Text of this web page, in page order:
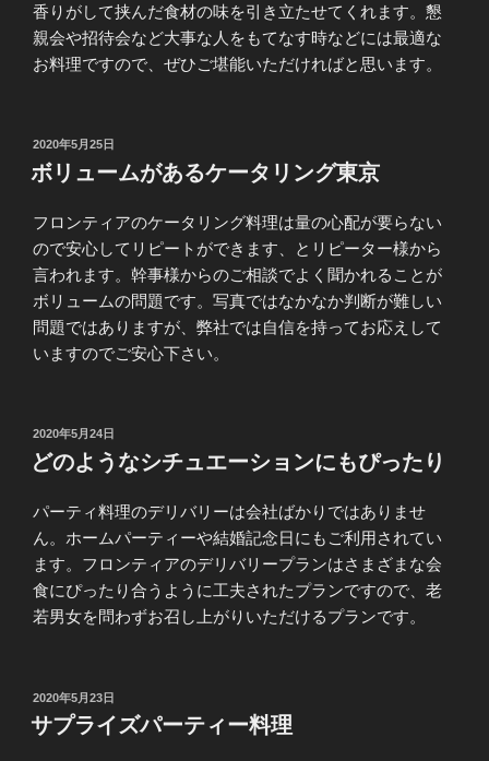
香りがして挟んだ食材の味を引き立たせてくれます。懇
親会や招待会など大事な人をもてなす時などには最適な
お料理ですので、ぜひご堪能いただければと思います。
投
稿
日:
2020年5月25日
ボリュームがあるケータリング東京
フロンティアのケータリング料理は量の心配が要らない
ので安心してリピートができます、とリピーター様から
言われます。幹事様からのご相談でよく聞かれることが
ボリュームの問題です。写真ではなかなか判断が難しい
問題ではありますが、弊社では自信を持ってお応えして
いますのでご安心下さい。
投
稿
日:
2020年5月24日
どのようなシチュエーションにもぴったり
パーティ料理のデリバリーは会社ばかりではありませ
ん。ホームパーティーや結婚記念日にもご利用されてい
ます。フロンティアのデリバリープランはさまざまな会
食にぴったり合うように工夫されたプランですので、老
若男女を問わずお召し上がりいただけるプランです。
投
稿
日:
2020年5月23日
サプライズパーティー料理